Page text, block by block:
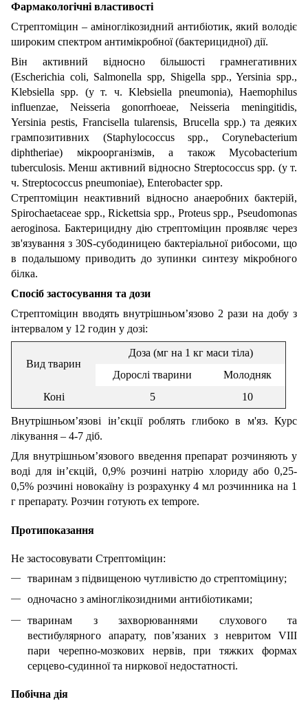
Фармакологічні властивості
Стрептоміцин – аміноглікозидний антибіотик, який володіє
широким спектром антимікробної (бактерицидної) дії.
Він активний відносно більшості грамнегативних
(Escherichia coli, Salmonella spp, Shigella spp., Yersinia spp.,
Klebsiella spp. (у т. ч. Klebsiella pneumonia), Haemophilus
influenzae, Neisseria gonorrhoeae, Neisseria meningitidis,
Yersinia pestis, Francisella tularensis, Brucella spp.) та деяких
грампозитивних (Stаphylococcus spp., Corynebacterium
diphtheriae) мікроорганізмів, а також Mycobacterium
tuberculosis. Менш активний відносно Streptococcus spp. (у т.
ч. Streptococcus pneumoniae), Enterobacter spp.
Стрептоміцин неактивний відносно анаеробних бактерій,
Spirochaetaceae spp., Rickettsia spp., Proteus spp., Pseudomonas
aeroginosa. Бактерицидну дію стрептоміцин проявляє через
зв'язування з 30S-субодиницею бактеріальної рибосоми, що
в подальшому приводить до зупинки синтезу мікробного
білка.
Спосіб застосування та дози
Стрептоміцин вводять внутрішньом’язово 2 рази на добу з
інтервалом у 12 годин у дозі:
Вид тварин
Доза (мг на 1 кг маси тіла)
Дорослі тварини
Молодняк
Коні
5 10
Внутрішньом’язові ін’єкції роблять глибоко в м'яз. Курс
лікування – 4-7 діб.
Для внутрішньом’язового введення препарат розчиняють у
воді для ін’єкцій, 0,9% розчині натрію хлориду або 0,25-
0,5% розчині новокаїну із розрахунку 4 мл розчинника на 1
г препарату. Розчин готують ех tempore.
Протипоказання
Не застосовувати Стрептоміцин:
тваринам з підвищеною чутливістю до стрептоміцину;
одночасно з аміноглікозидними антибіотиками;
тваринам з захворюваннями слухового та
вестибулярного апарату, пов’язаних з невритом VIII
пари черепно-мозкових нервів, при тяжких формах
серцево-судинної та ниркової недостатності.
Побічна дія